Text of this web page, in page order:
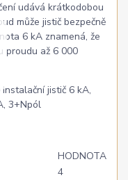
udává krátkodobou
může jistič bezpečně
6 kA znamená, že
proudu až 6 000
HODNOTA
4